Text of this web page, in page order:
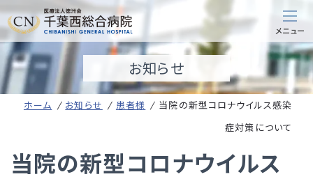
お知らせ
ホーム お知らせ 患者様
当院の新型コロナウイルス感染
症対策について
当院の新型コロナウイルス